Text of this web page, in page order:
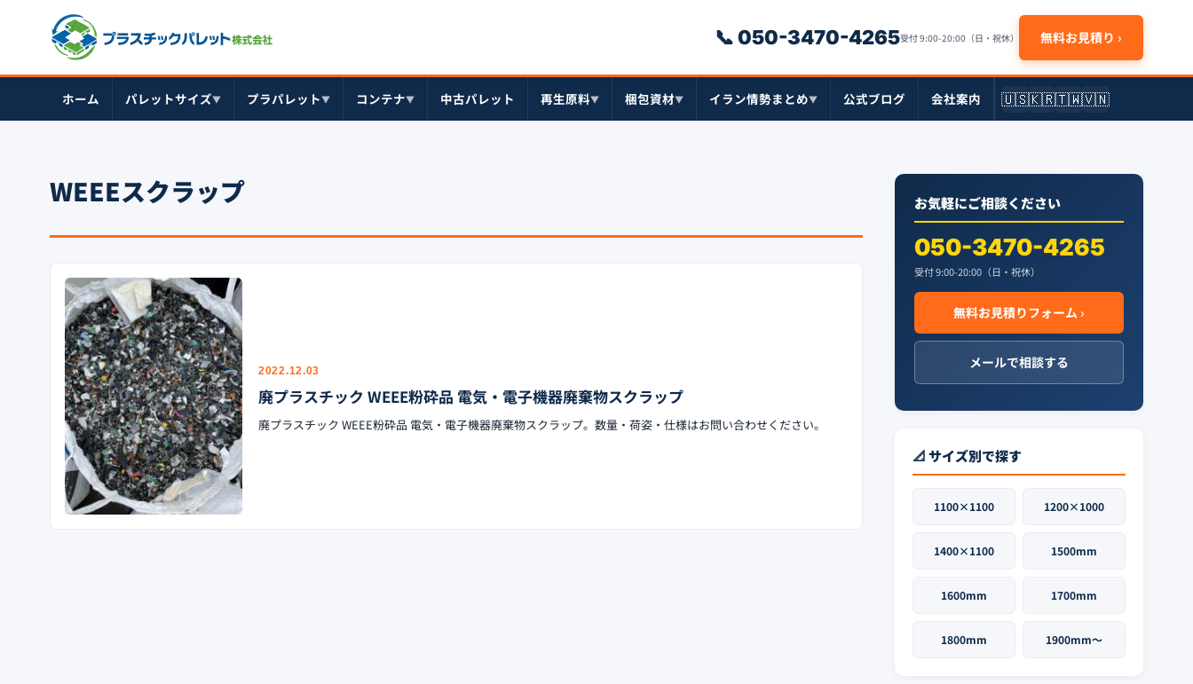
📞 050-3470-4265受付 9:00-20:00（日・祝休） 無料お見積り ›
ホーム パレットサイズ▼ プラパレット▼ コンテナ▼ 中古パレット 再生原料▼ 梱包資材▼ イラン情勢まとめ▼ 公式ブログ 会社案内 🇺🇸🇰🇷🇹🇼🇻🇳
WEEEスクラップ
2022.12.03
廃プラスチック WEEE粉砕品 電気・電子機器廃棄物スクラップ
廃プラスチック WEEE粉砕品 電気・電子機器廃棄物スクラップ。数量・荷姿・仕様はお問い合わせください。
お気軽にご相談ください
050-3470-4265
受付 9:00-20:00（日・祝休）
無料お見積りフォーム ›
メールで相談する
📐 サイズ別で探す
1100×1100 1200×1000
1400×1100 1500mm
1600mm 1700mm
1800mm 1900mm〜